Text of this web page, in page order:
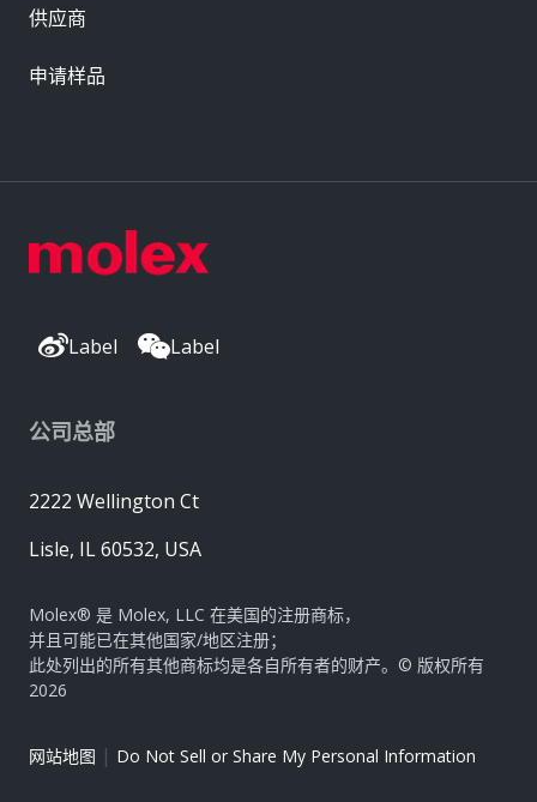
Label Label
公司总部
2222 Wellington Ct
Lisle, IL 60532, USA
Molex® 是 Molex, LLC 在美国的注册商标，
并且可能已在其他国家/地区注册；
此处列出的所有其他商标均是各自所有者的财产。© 版权所有
2026
网站地图 | Do Not Sell or Share My Personal Information
供应商
申请样品